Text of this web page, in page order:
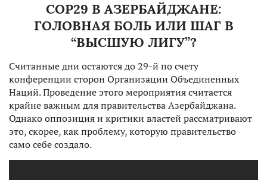
COP29 В АЗЕРБАЙДЖАНЕ:
ГОЛОВНАЯ БОЛЬ ИЛИ ШАГ В
“ВЫСШУЮ ЛИГУ”?
Считанные дни остаются до 29-й по счету
конференции сторон Организации Объединенных
Наций. Проведение этого мероприятия считается
крайне важным для правительства Азербайджана.
Однако оппозиция и критики властей рассматривают
это, скорее, как проблему, которую правительство
само себе создало.